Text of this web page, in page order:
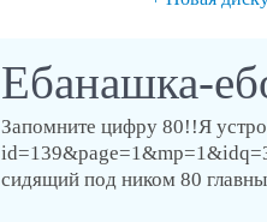
Ебанашка-
Запомните цифру 80!!Я
сидящий под ником 80